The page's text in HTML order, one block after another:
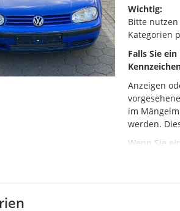
Wichtig:
Bitte
Kategorien
Falls Sie
Anzeigen
im
werden.
Wenn Sie
So